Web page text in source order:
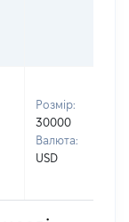
Розмір:
30000
Валюта:
USD